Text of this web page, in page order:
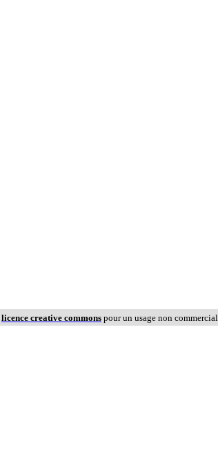
licence creative commons pour un usage non commercial.